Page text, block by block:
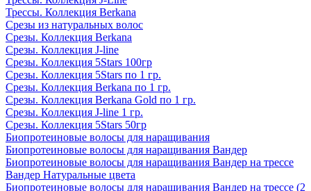
Трессы. Коллекция Berkana
Срезы из натуральных волос
Срезы. Коллекция Berkana
Срезы. Коллекция J-line
Срезы. Коллекция 5Stars 100гр
Срезы. Коллекция 5Stars по 1 гр.
Срезы. Коллекция Berkana по 1 гр.
Срезы. Коллекция Berkana Gold по 1 гр.
Срезы. Коллекция J-line 1 гр.
Срезы. Коллекция 5Stars 50гр
Биопротеиновые волосы для наращивания
Биопротеиновые волосы для наращивания Вандер
Биопротеиновые волосы для наращивания Вандер на трессе
Вандер Натуральные цвета
Биопротеиновые волосы для наращивания Вандер на трессе (2